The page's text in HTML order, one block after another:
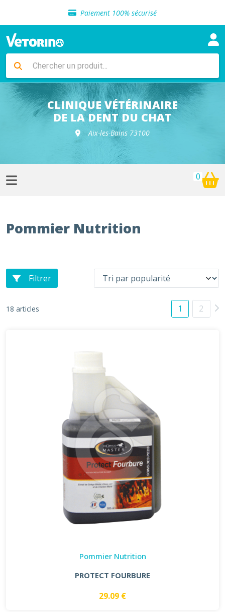
Paiement 100% sécurisé
Livraison gratuite en clinique vétérinaire
Sélection de croquettes vétérinaire
Livraison gratuite en clinique vétérinaire
Retour gratuit en clinique
Sélection de croquettes vétérinaire
CLINIQUE VÉTÉRINAIRE
DE LA DENT DU CHAT
Aix-les-Bains 73100
0
Pommier Nutrition
Filtrer
18 articles 1 2
Pommier Nutrition
PROTECT FOURBURE
29.09 €